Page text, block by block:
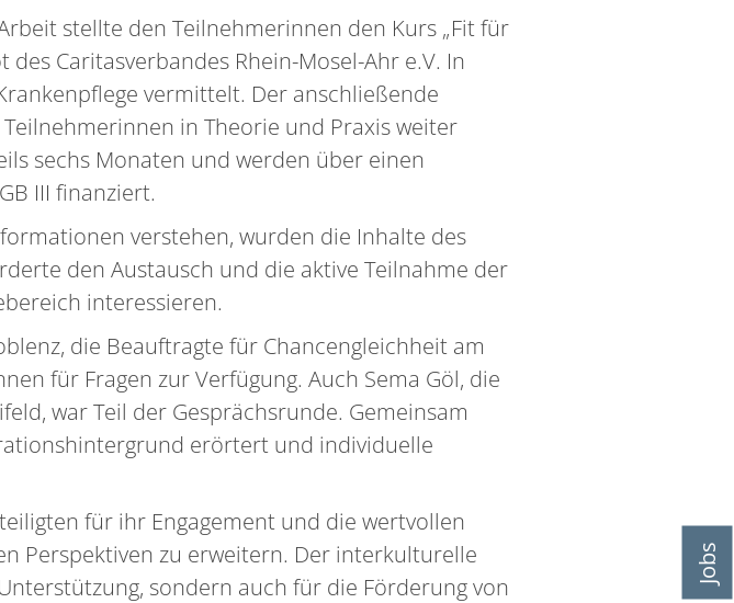
stellte den Teilnehmerinnen den Kurs „Fit für
Caritasverbandes Rhein-Mosel-Ahr e.V. In
vermittelt. Der anschließende
in Theorie und Praxis weiter
sechs Monaten und werden über einen
III finanziert.
verstehen, wurden die Inhalte des
den Austausch und die aktive Teilnahme der
interessieren.
die Beauftragte für Chancengleichheit am
für Fragen zur Verfügung. Auch Sema Göl, die
war Teil der Gesprächsrunde. Gemeinsam
erörtert und individuelle
für ihr Engagement und die wertvollen
Perspektiven zu erweitern. Der interkulturelle
sondern auch für die Förderung von
Jobs